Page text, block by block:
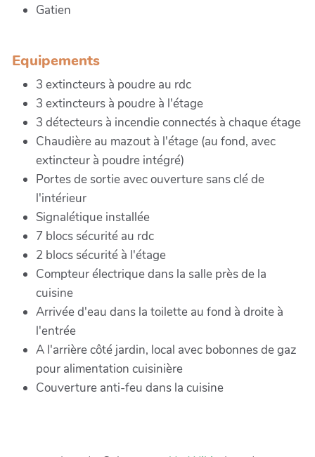
Gatien
Equipements
3 extincteurs à poudre au rdc
3 extincteurs à poudre à l'étage
3 détecteurs à incendie connectés à chaque étage
Chaudière au mazout à l'étage (au fond, avec
extincteur à poudre intégré)
Portes de sortie avec ouverture sans clé de
l'intérieur
Signalétique installée
7 blocs sécurité au rdc
2 blocs sécurité à l'étage
Compteur électrique dans la salle près de la
cuisine
Arrivée d'eau dans la toilette au fond à droite à
l'entrée
A l'arrière côté jardin, local avec bobonnes de gaz
pour alimentation cuisinière
Couverture anti-feu dans la cuisine